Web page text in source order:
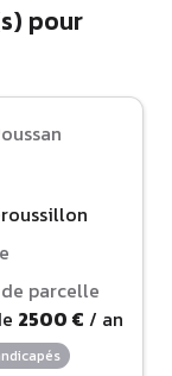
pour
parcelle
2500 € / an